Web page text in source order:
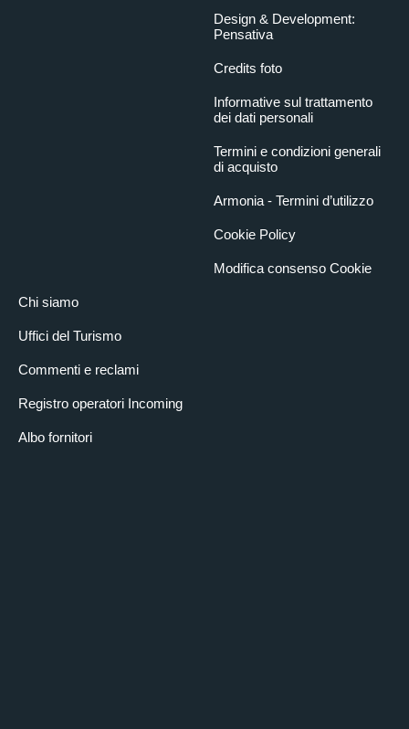
Chi siamo
Uffici del Turismo
Commenti e reclami
Registro operatori Incoming
Albo fornitori
Design & Development:
Pensativa
Credits foto
Informative sul trattamento
dei dati personali
Termini e condizioni generali
di acquisto
Armonia - Termini d’utilizzo
Cookie Policy
Modifica consenso Cookie